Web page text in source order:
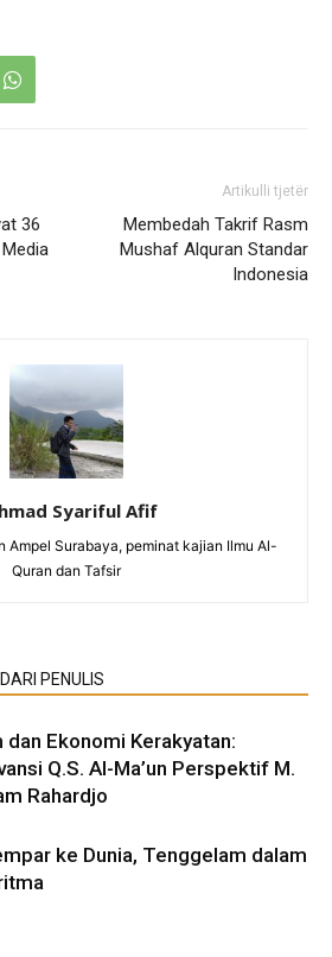
36
Artikulli tjetër
Membedah Takrif Rasm
Mushaf Alquran Standar
Indonesia
Syariful Afif
Ampel Surabaya, peminat kajian Ilmu Al-
Quran dan Tafsir
DARI PENULIS
dan Ekonomi Kerakyatan:
Q.S. Al-Ma’un Perspektif M.
Rahardjo
ke Dunia, Tenggelam dalam